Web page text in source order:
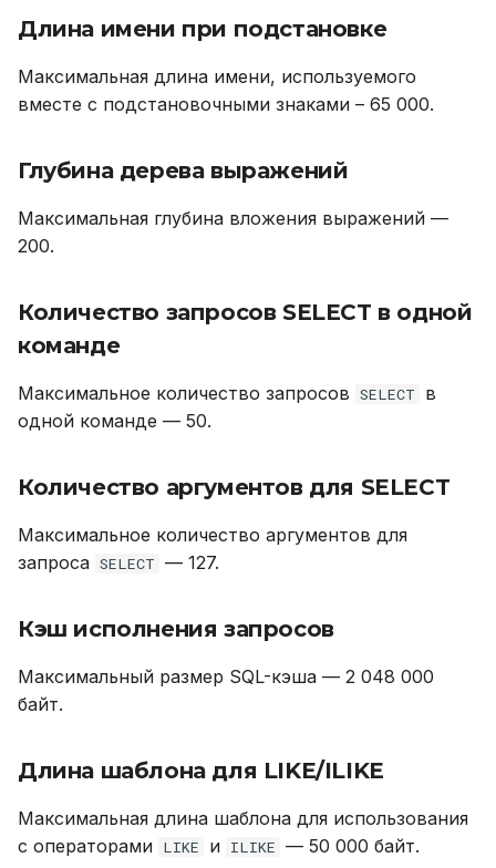
Длина имени при подстановке
Максимальная длина имени, используемого
вместе с подстановочными знаками – 65 000.
Глубина дерева выражений
Максимальная глубина вложения выражений —
200.
Количество запросов SELECT в одной
команде
Максимальное количество запросов SELECT
в
одной команде — 50.
Количество аргументов для SELECT
Максимальное количество аргументов для
запроса SELECT — 127.
Кэш исполнения запросов
Максимальный размер SQL-кэша — 2 048 000
байт.
Длина шаблона для LIKE/ILIKE
Максимальная длина шаблона для использования
с операторами LIKE и ILIKE — 50 000 байт.